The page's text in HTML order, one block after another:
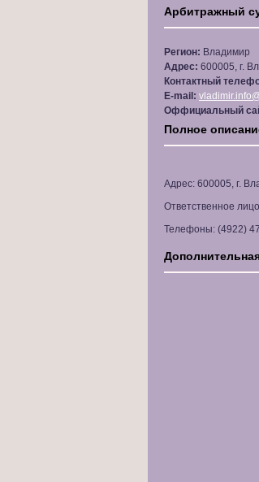
Арбитражный
Регион: Владимир
Адрес: 600005, г.
Контактный
E-mail:
Оффициальный
Полное
Адрес: 600005, г.
Ответственное
Телефоны: (4922)